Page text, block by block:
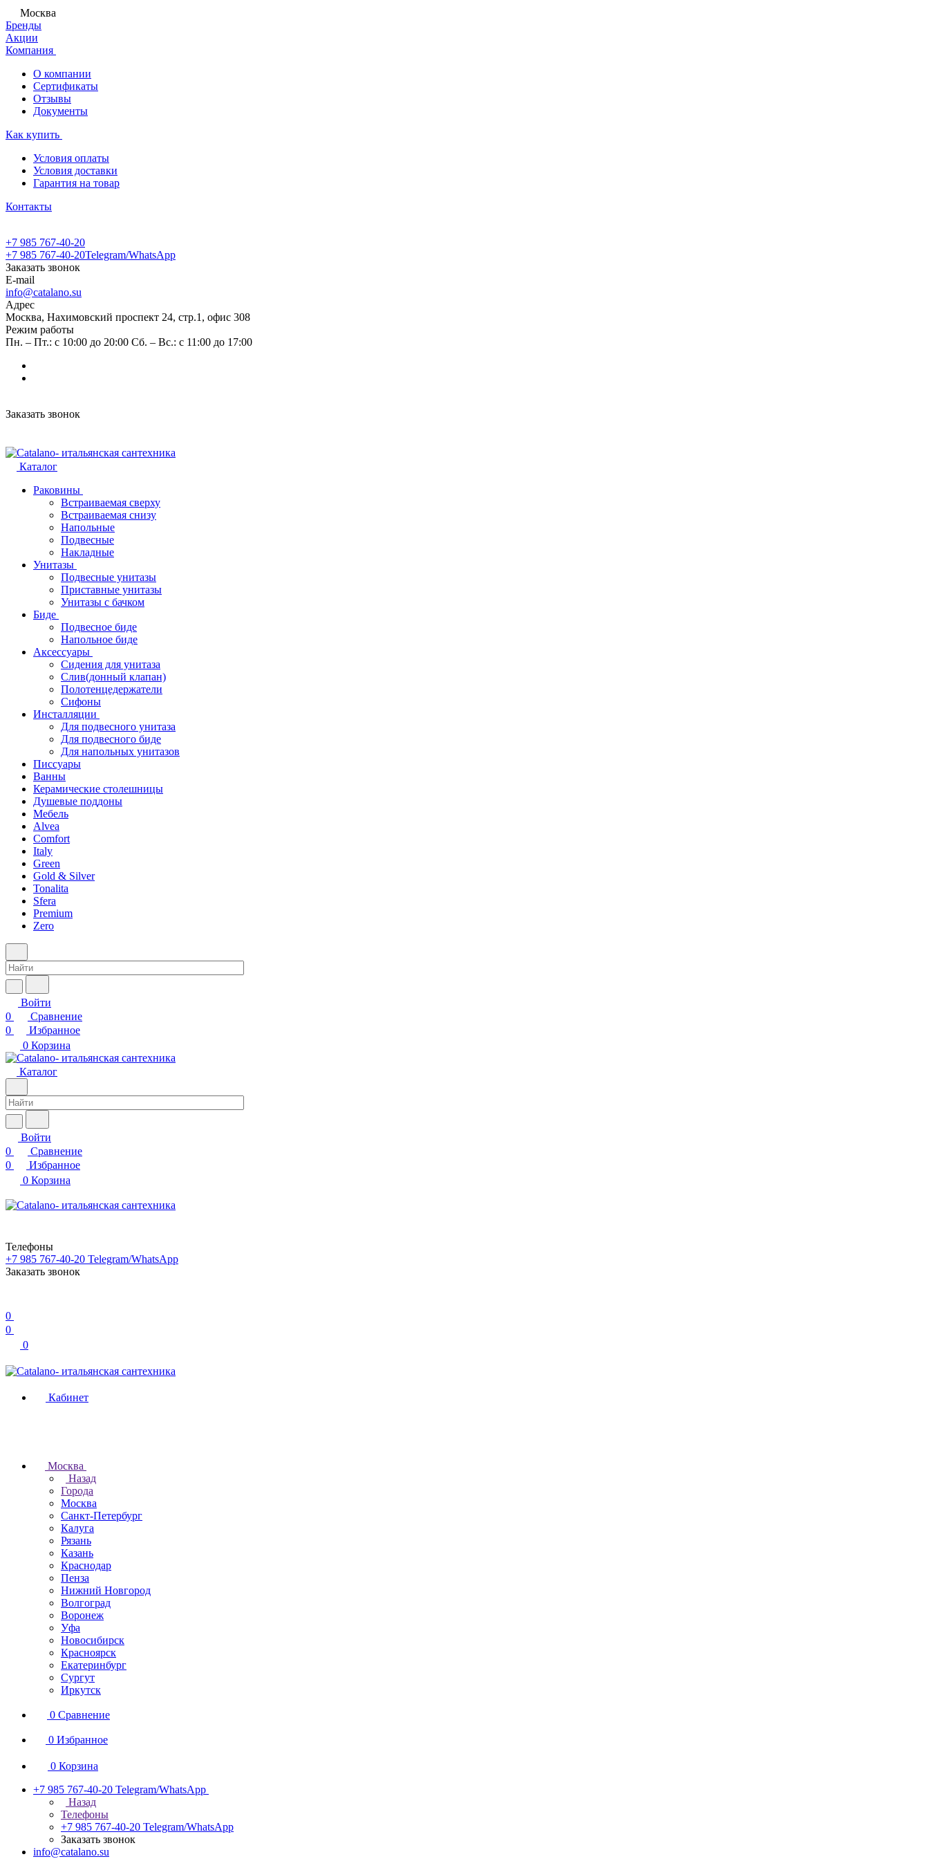
Москва
Бренды
Акции
Компания
О компании
Сертификаты
Отзывы
Документы
Как купить
Условия оплаты
Условия доставки
Гарантия на товар
Контакты
+7 985 767-40-20
+7 985 767-40-20Telegram/WhatsApp
Заказать звонок
E-mail
info@catalano.su
Адрес
Москва, Нахимовский проспект 24, стр.1, офис 308
Режим работы
Пн. – Пт.: с 10:00 до 20:00 Сб. – Вс.: с 11:00 до 17:00
Заказать звонок
Каталог
Раковины
Встраиваемая сверху
Встраиваемая снизу
Напольные
Подвесные
Накладные
Унитазы
Подвесные унитазы
Приставные унитазы
Унитазы с бачком
Биде
Подвесное биде
Напольное биде
Аксессуары
Сидения для унитаза
Слив(донный клапан)
Полотенцедержатели
Сифоны
Инсталляции
Для подвесного унитаза
Для подвесного биде
Для напольных унитазов
Писсуары
Ванны
Керамические столешницы
Душевые поддоны
Мебель
Alvea
Comfort
Italy
Green
Gold & Silver
Tonalita
Sfera
Premium
Zero
Войти
0
Сравнение
0
Избранное
0 Корзина
Каталог
Войти
0
Сравнение
0
Избранное
0 Корзина
Телефоны
+7 985 767-40-20 Telegram/WhatsApp
Заказать звонок
0
0
0
Кабинет
Москва
Назад
Города
Москва
Санкт-Петербург
Калуга
Рязань
Казань
Краснодар
Пенза
Нижний Новгород
Волгоград
Воронеж
Уфа
Новосибирск
Красноярск
Екатеринбург
Сургут
Иркутск
0 Сравнение
0 Избранное
0 Корзина
+7 985 767-40-20 Telegram/WhatsApp
Назад
Телефоны
+7 985 767-40-20 Telegram/WhatsApp
Заказать звонок
info@catalano.su